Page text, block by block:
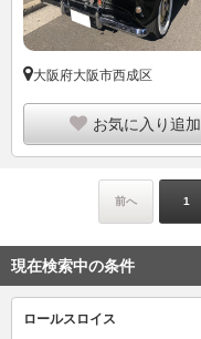
大阪府大阪市西成区
お気に入り追加
前へ 1
現在検索中の条件
ロールスロイス